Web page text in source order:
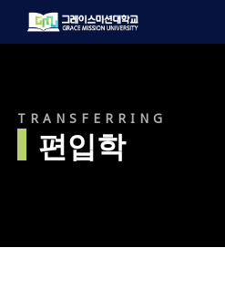
TRANSFERRING
편입학